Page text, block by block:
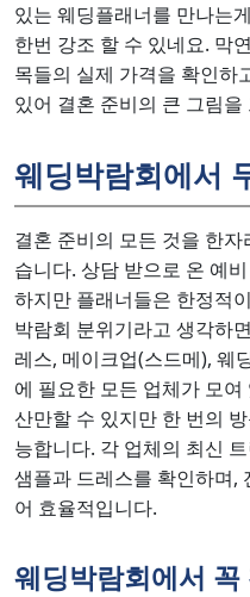
있는 웨딩플래너를 만나는
한번 강조 할 수 있네요. 막
목들의 실제 가격을 확인하
있어 결혼 준비의 큰 그림
웨딩박람회에서
결혼 준비의 모든 것을 한
습니다. 상담 받으로 온 예
하지만 플래너들은 한정적
박람회 분위기라고 생각하
레스, 메이크업(스드메), 웨
에 필요한 모든 업체가 모
산만할 수 있지만 한 번의
능합니다. 각 업체의 최신
샘플과 드레스를 확인하며,
어 효율적입니다.
웨딩박람회에서